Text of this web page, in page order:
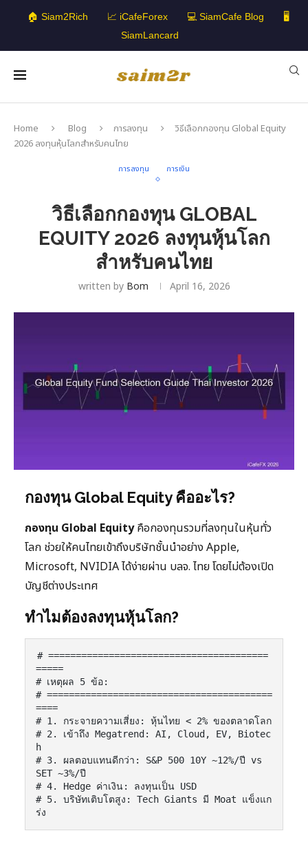
🏠 Siam2Rich 📈 iCafeForex 💻 SiamCafe Blog
🖥️
SiamLancard
Home Blog การลงทุน
วิธีเลือกกองทุน Global Equity
2026 ลงทุนหุ้นโลกสำหรับคนไทย
การลงทุน การเงิน
วิธีเลือกกองทุน GLOBAL
EQUITY 2026 ลงทุนหุ้นโลก
สำหรับคนไทย
written by Bom April 16, 2026
กองทุน Global Equity คืออะไร?
กองทุน Global Equityคือกองทุนรวมที่ลงทุนในหุ้นทั่ว
โลก ช่วยให้คนไทยเข้าถึงบริษัทชั้นนำอย่าง Apple,
Microsoft, NVIDIA ได้ง่ายผ่าน บลจ. ไทย โดยไม่ต้องเปิด
บัญชีต่างประเทศ
ทำไมต้องลงทุนหุ้นโลก?
# ========================================
=====
# เหตุผล 5 ข้อ:
# =========================================
====
# 1. กระจายความเสี่ยง: หุ้นไทย < 2% ของตลาดโลก
# 2. เข้าถึง Megatrend: AI, Cloud, EV, Biotec
h
# 3. ผลตอบแทนดีกว่า: S&P 500 10Y ~12%/ปี vs
SET ~3%/ปี
# 4. Hedge ค่าเงิน: ลงทุนเป็น USD
# 5. บริษัทเติบโตสูง: Tech Giants มี Moat แข็งแก
ร่ง